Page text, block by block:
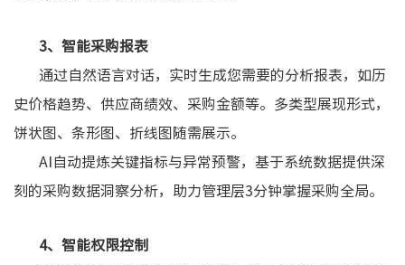
3、智能采购报表
通过自然语言对话，实时生成您需要的分析报表，如历
史价格趋势、供应商绩效、采购金额等。多类型展现形式，
饼状图、条形图、折线图随需展示。
AI自动提炼关键指标与异常预警，基于系统数据提供深
刻的采购数据洞察分析，助力管理层3分钟掌握采购全局。
4、智能权限控制